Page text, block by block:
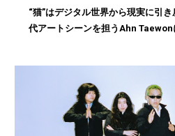
“猫”はデジタル世界から現実に引
代アートシーンを担うAhn